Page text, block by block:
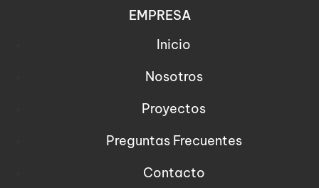
EMPRESA
Inicio
Nosotros
Proyectos
Preguntas Frecuentes
Contacto